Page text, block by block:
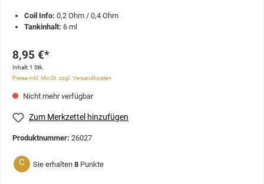
Coil Info: 0,2 Ohm / 0,4 Ohm
Tankinhalt: 6 ml
8,95 €*
Inhalt:1 Stk.
Preise inkl. MwSt. zzgl. Versandkosten
Nicht mehr verfügbar
Zum Merkzettel hinzufügen
Produktnummer: 26027
C Sie erhalten 8 Punkte